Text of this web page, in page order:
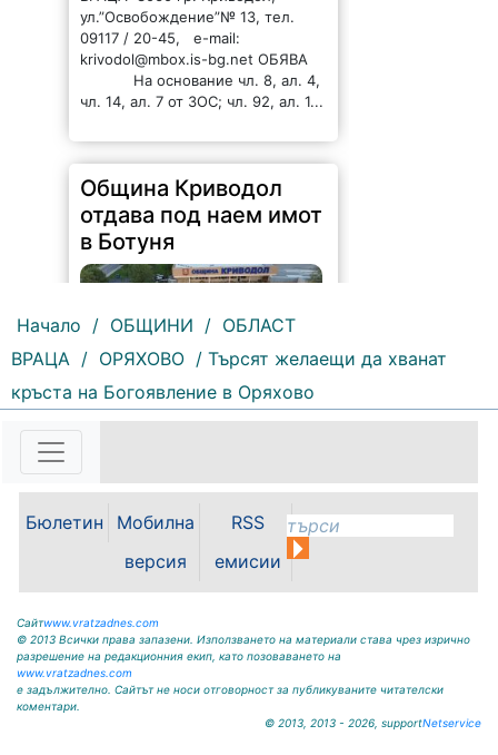
ул.”Освобождение”№ 13, тел.
09117 / 20-45, e-mail:
krivodol@mbox.is-bg.net ОБЯВА
На основание чл. 8, ал. 4,
чл. 14, ал. 7 от ЗОС; чл. 92, ал. 1...
Община Криводол
отдава под наем имот
в Ботуня
142 | 2026-08-07 11:30:54
„Освобождение” № 13, тел.
krivodol@mbox.is-bg.net ОБЯВА
На основание чл. 8, ал. 4,
чл. 14, ал. 7 от ЗОС; чл. 92, ал. 1...
Начало / ОБЩИНИ / ОБЛАСТ
ВРАЦА / ОРЯХОВО / Търсят желаещи да хванат
кръста на Богоявление в Оряхово
Бюлетин
Мобилна
версия
RSS
емисии
Сайтwww.vratzadnes.com
© 2013 Всички права запазени. Използването на материали става чрез изрично
разрешение на редакционния екип, като позоваването на
www.vratzadnes.com
е задължително. Сайтът не носи отговорност за публикуваните читателски
коментари.
© 2013, 2013 - 2026, supportNetservice